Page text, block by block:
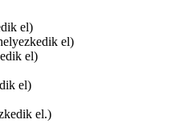
el)
el)
el)
el)
el.)